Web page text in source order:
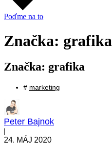
Poďme na to
Značka: grafika
Značka: grafika
# marketing
Peter Bajnok
|
24. MÁJ 2020